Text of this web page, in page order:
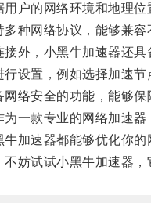
的网络环境和地理位
网络协议，能够兼容
，小黑牛加速器还具
置，例如选择加速节
安全的功能，能够保
款专业的网络加速器
速器都能够优化你的
试试小黑牛加速器，